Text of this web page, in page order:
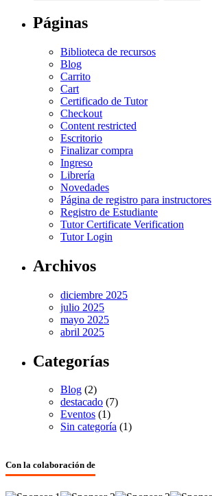
Páginas
Biblioteca de recursos
Blog
Carrito
Cart
Certificado de Tutor
Checkout
Content restricted
Escritorio
Finalizar compra
Ingreso
Librería
Novedades
Página de registro para instructores
Registro de Estudiante
Tutor Certificate Verification
Tutor Login
Archivos
diciembre 2025
julio 2025
mayo 2025
abril 2025
Categorías
Blog (2)
destacado (7)
Eventos (1)
Sin categoría (1)
Con la colaboración de